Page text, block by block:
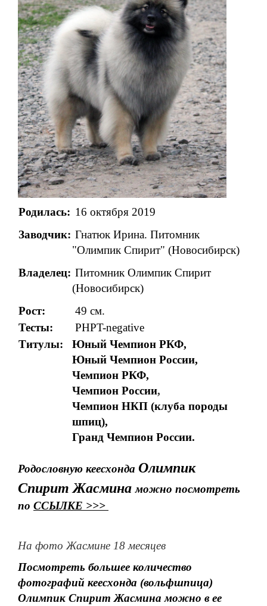
Родилась: 16 октября 2019
Заводчик: Гнатюк Ирина. Питомник
"Олимпик Спирит" (Новосибирск)
Владелец: Питомник Олимпик Спирит
(Новосибирск)
Рост:
49 см.
Тесты:
PHPT-negative
Титулы:
Юный Чемпион РКФ,
Юный Чемпион России,
Чемпион РКФ,
Чемпион России,
Чемпион НКП (клуба породы
шпиц),
Гранд Чемпион России.
Родословную кеесхонда Олимпик
Спирит Жасминаможно посмотреть
по ССЫЛКЕ >>>
На фото Жасмине 18 месяцев
Посмотреть большее количество
фотографий кеесхонда (вольфшпица)
Олимпик Спирит Жасмина можно в ее